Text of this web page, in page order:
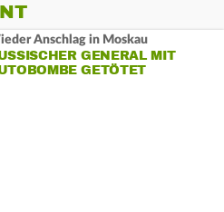
Anschlag in Moskau
GENERAL MIT
GETÖTET